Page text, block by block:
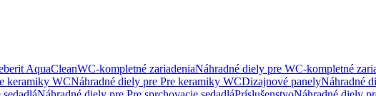
AquaCleanWC-kompletné zariadeniaNáhradné diely pre WC-kompletné
keramiky WCNáhradné diely pre Pre keramiky WCDizajnové panelyNáhradné